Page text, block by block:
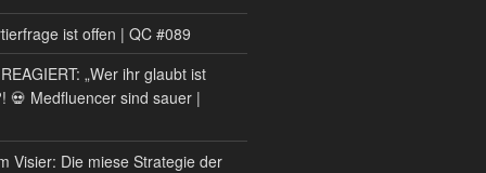
ist offen | QC #089
„Wer ihr glaubt ist
💀 Medfluencer sind sauer |
Visier: Die miese Strategie der